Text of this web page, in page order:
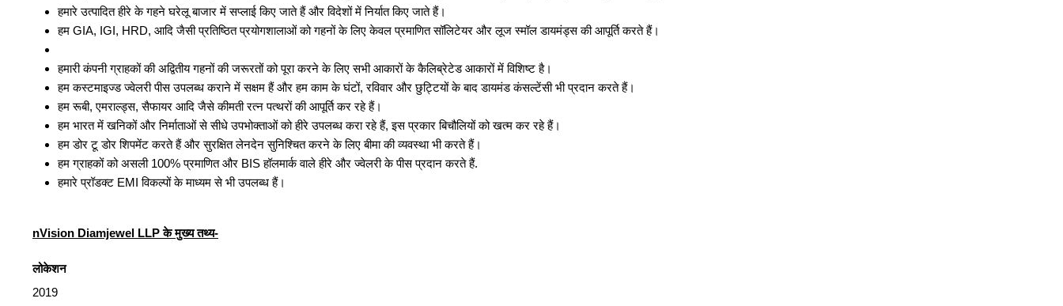
हमारे उत्पादित हीरे के गहने घरेलू बाजार में सप्लाई किए जाते हैं और विदेशों में निर्यात किए जाते हैं।
हम GIA, IGI, HRD, आदि जैसी प्रतिष्ठित प्रयोगशालाओं को गहनों के लिए केवल प्रमाणित सॉलिटेयर और लूज स्मॉल डायमंड्स की आपूर्ति करते हैं।
हमारी कंपनी ग्राहकों की अद्वितीय गहनों की जरूरतों को पूरा करने के लिए सभी आकारों के कैलिब्रेटेड आकारों में विशिष्ट है।
हम कस्टमाइज्ड ज्वेलरी पीस उपलब्ध कराने में सक्षम हैं और हम काम के घंटों, रविवार और छुट्टियों के बाद डायमंड कंसल्टेंसी भी प्रदान करते हैं।
हम रूबी, एमराल्ड्स, सैफायर आदि जैसे कीमती रत्न पत्थरों की आपूर्ति कर रहे हैं।
हम भारत में खनिकों और निर्माताओं से सीधे उपभोक्ताओं को हीरे उपलब्ध करा रहे हैं, इस प्रकार बिचौलियों को खत्म कर रहे हैं।
हम डोर टू डोर शिपमेंट करते हैं और सुरक्षित लेनदेन सुनिश्चित करने के लिए बीमा की व्यवस्था भी करते हैं।
हम ग्राहकों को असली 100% प्रमाणित और BIS हॉलमार्क वाले हीरे और ज्वेलरी के पीस प्रदान करते हैं.
हमारे प्रॉडक्ट EMI विकल्पों के माध्यम से भी उपलब्ध हैं।
nVision Diamjewel LLP के मुख्य तथ्य-
लोकेशन
2019